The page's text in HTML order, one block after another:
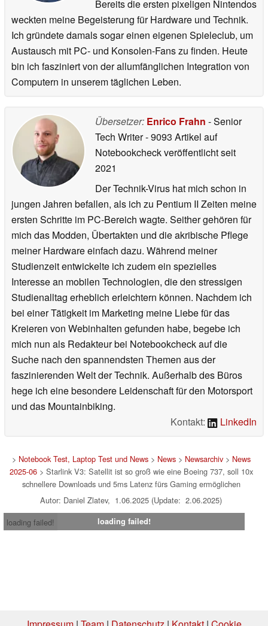
Bereits die ersten pixeligen Nintendos
weckten meine Begeisterung für Hardware und Technik.
Ich gründete damals sogar einen eigenen Spieleclub, um
Austausch mit PC- und Konsolen-Fans zu finden. Heute
bin ich fasziniert von der allumfänglichen Integration von
Computern in unserem täglichen Leben.
Übersetzer: Enrico Frahn - Senior
Tech Writer- 9093 Artikel auf
Notebookcheck veröffentlichtseit
2021
Der Technik-Virus hat mich schon in
jungen Jahren befallen, als ich zu Pentium II Zeiten meine
ersten Schritte im PC-Bereich wagte. Seither gehören für
mich das Modden, Übertakten und die akribische Pflege
meiner Hardware einfach dazu. Während meiner
Studienzeit entwickelte ich zudem ein spezielles
Interesse an mobilen Technologien, die den stressigen
Studienalltag erheblich erleichtern können. Nachdem ich
bei einer Tätigkeit im Marketing meine Liebe für das
Kreieren von Webinhalten gefunden habe, begebe ich
mich nun als Redakteur bei Notebookcheck auf die
Suche nach den spannendsten Themen aus der
faszinierenden Welt der Technik. Außerhalb des Büros
hege ich eine besondere Leidenschaft für den Motorsport
und das Mountainbiking.
Kontakt:
LinkedIn
> Notebook Test, Laptop Test und News> News> Newsarchiv> News
2025-06> Starlink V3: Satellit ist so groß wie eine Boeing 737, soll 10x
schnellere Downloads und 5ms Latenz fürs Gaming ermöglichen
Autor: Daniel Zlatev, 1.06.2025 (Update: 2.06.2025)
loading failed!
loading failed!